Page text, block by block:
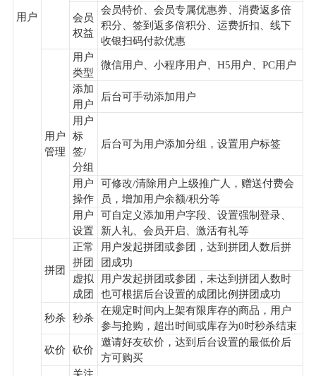
用户
会员
权益
会员特价、会员专属优惠券、消费返多倍
积分、签到返多倍积分、运费折扣、线下
收银扫码付款优惠
用户
管理
用户
类型
微信用户、小程序用户、H5用户、PC用户
添加
用户
后台可手动添加用户
用户
标
签/
分组
后台可为用户添加分组，设置用户标签
用户
操作
可修改/清除用户上级推广人，赠送付费会
员，增加用户余额/积分等
用户
设置
可自定义添加用户字段、设置强制登录、
新人礼、会员开启、激活有礼等
拼团
正常
拼团
用户发起拼团或参团，达到拼团人数后拼
团成功
虚拟
成团
用户发起拼团或参团，未达到拼团人数时
也可根据后台设置的成团比例拼团成功
秒杀 秒杀
在规定时间内上架有限库存的商品，用户
参与抢购，超出时间或库存为0时秒杀结束
砍价 砍价
邀请好友砍价，达到后台设置的最低价后
方可购买